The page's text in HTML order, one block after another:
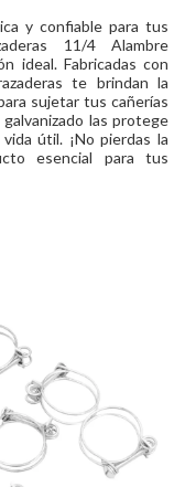
y confiable para tus
11/4 Alambre
ideal. Fabricadas con
te brindan la
sujetar tus cañerías
las protege
útil. ¡No pierdas la
esencial para tus